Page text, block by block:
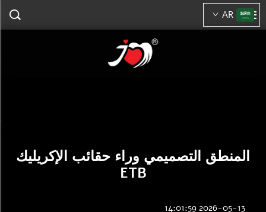
AR
المنطق التصميمي وراء حقائب الإكريليك
ETB
2026-05-13 14:01:59